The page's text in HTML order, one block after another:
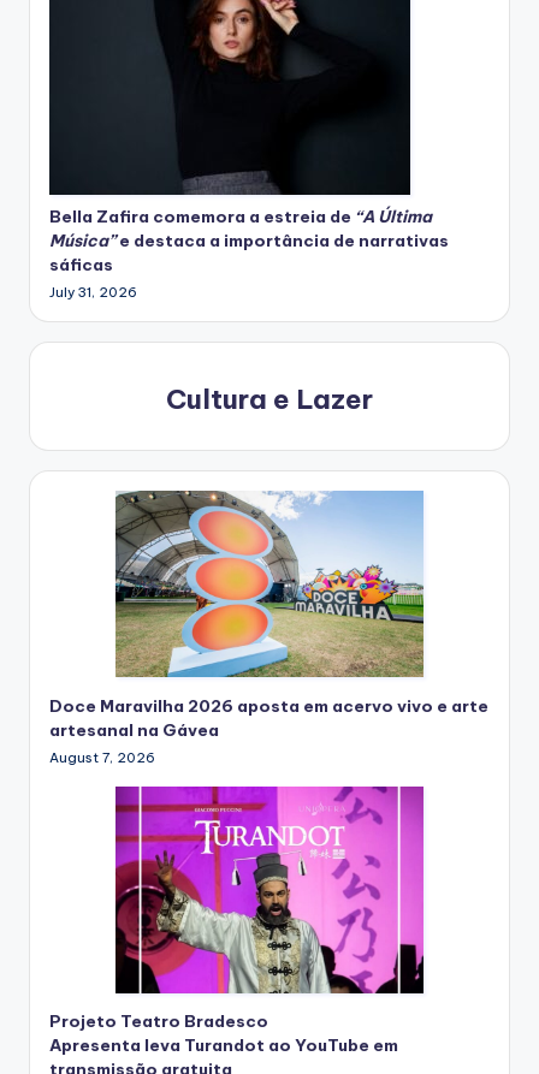
Bella Zafira comemora a estreia de “A Última
Música”e destaca a importância de narrativas
sáficas
July 31, 2026
Cultura e Lazer
Doce Maravilha 2026 aposta em acervo vivo e arte
artesanal na Gávea
August 7, 2026
Projeto Teatro Bradesco
Apresenta leva Turandot ao YouTube em